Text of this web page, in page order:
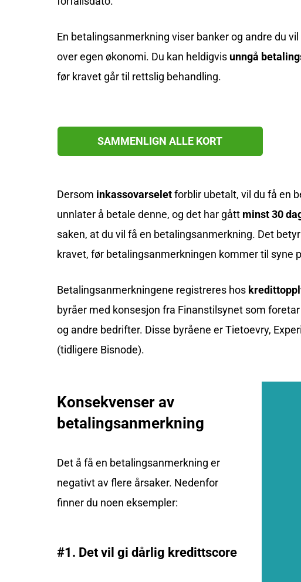
En betalingsanmerkning viser banker og andre du
over egen økonomi. Du kan heldigvis unngå
før kravet går til rettslig behandling.
SAMMENLIGN ALLE KORT
Dersom inkassovarseletforblir ubetalt, vil du få en
unnlater å betale denne, og det har gått minst 30
saken, at du vil få en betalingsanmerkning. Det
kravet, før betalingsanmerkningen kommer til syne
Betalingsanmerkningene registreres hos
byråer med konsesjon fra Finanstilsynet som
og andre bedrifter. Disse byråene er Tietoevry,
(tidligere Bisnode).
Konsekvenser av
betalingsanmerkning
Det å få en betalingsanmerkning er
negativt av flere årsaker. Nedenfor
finner du noen eksempler:
#1. Det vil gi dårlig kredittscore